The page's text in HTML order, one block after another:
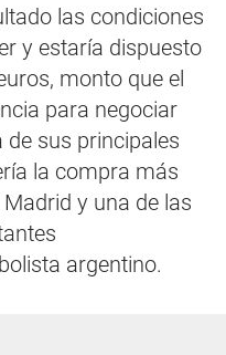
las condiciones
y estaría dispuesto
monto que el
para negociar
de sus principales
la compra más
y una de las
argentino.